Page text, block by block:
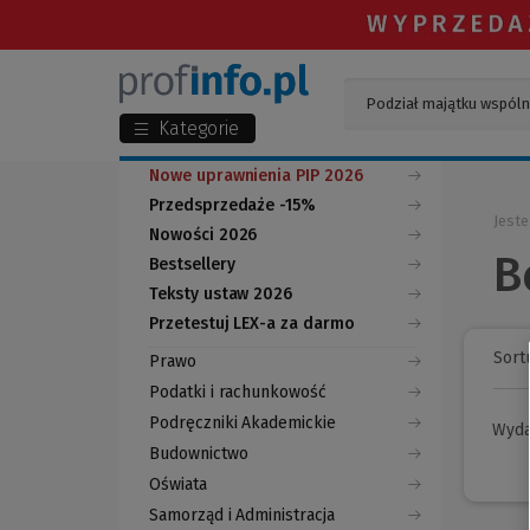
Kategorie
Nowe uprawnienia PIP 2026
Przedsprzedaże -15%
Nowości 2026
Bestsellery
Teksty ustaw 2026
Przetestuj LEX-a za darmo
(Nowe
okno)
(Link
do
innej
strony)
Prawo
Podatki i rachunkowość
Podręczniki Akademickie
Budownictwo
Oświata
Samorząd i Administracja